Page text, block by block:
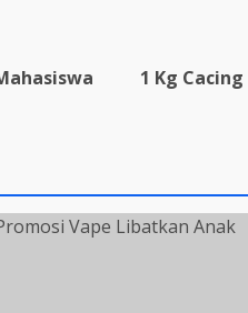
1 Kg